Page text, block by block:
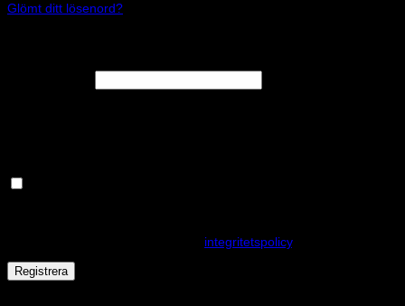
Glömt ditt lösenord?
integritetspolicy.
Registrera